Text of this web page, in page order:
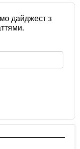
дайджест з